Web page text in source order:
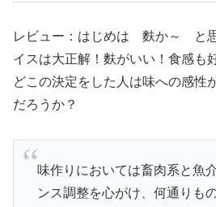
レビュー：はじめは 麩か～ と
イスは大正解！麩がいい！食感も
どこの決定をした人は味への感性
だろうか？
味作りにおいては畜肉系と魚
ンス調整を心がけ、何通りも